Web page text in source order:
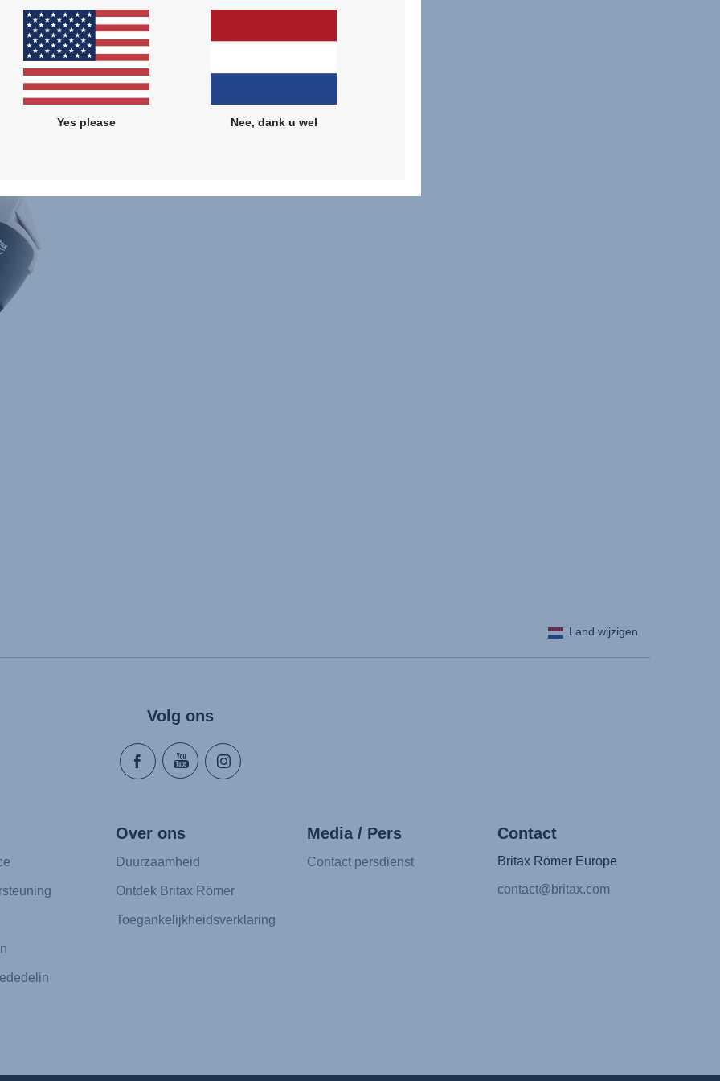
Land wijzigen
Volg ons
Over ons
Duurzaamheid
Ontdek Britax Römer
Toegankelijkheidsverklaring
Media / Pers
Contact persdienst
Contact
Britax Römer Europe
contact@britax.com
Yes please Nee, dank u wel